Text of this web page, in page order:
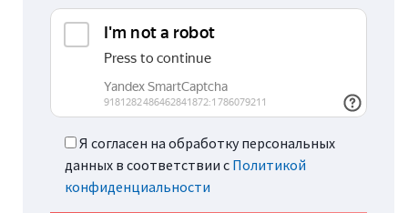
Я согласен на обработку персональных
данных в соответствии с Политикой
конфиденциальности